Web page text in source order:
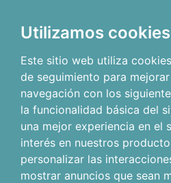
Utilizamos cookies
Este sitio web utiliza
de seguimiento para
navegación con los
la funcionalidad básica del
una mejor experiencia en el
interés en nuestros
personalizar las
mostrar anuncios que sean